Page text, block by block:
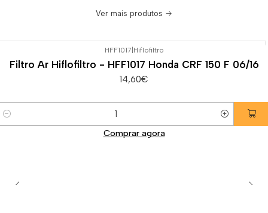
Ver mais produtos
HFF1017 Hiflofiltro
Filtro Ar Hiflofiltro - HFF1017 Honda CRF 150 F 06/16
14,60€
Comprar agora